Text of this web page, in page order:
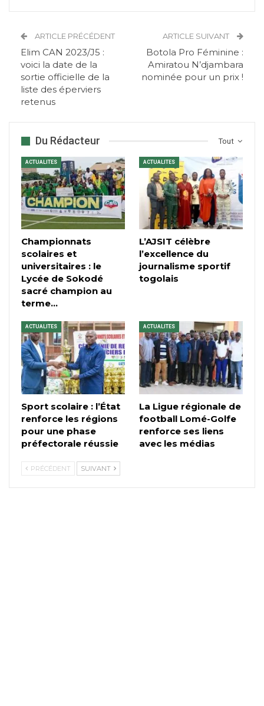
ARTICLE PRÉCÉDENT
Elim CAN 2023/J5 :
voici la date de la
sortie officielle de la
liste des éperviers
retenus
ARTICLE SUIVANT
Botola Pro Féminine :
Amiratou N’djambara
nominée pour un prix !
Tout
Du Rédacteur
ACTUALITES
Championnats
scolaires et
universitaires : le
Lycée de Sokodé
sacré champion au
terme…
ACTUALITES
L’AJSIT célèbre
l’excellence du
journalisme sportif
togolais
ACTUALITES
Sport scolaire : l’État
renforce les régions
pour une phase
préfectorale réussie
ACTUALITES
La Ligue régionale de
football Lomé-Golfe
renforce ses liens
avec les médias
PRÉCÉDENT SUIVANT